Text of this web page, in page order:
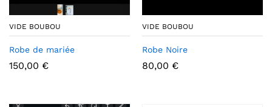
VIDE BOUBOU
Robe de mariée
150,00 €
VIDE BOUBOU
Robe Noire
80,00 €